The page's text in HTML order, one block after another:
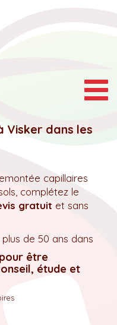
dans les
capillaires
complétez le
gratuit et sans
de 50 ans dans
être
étude et